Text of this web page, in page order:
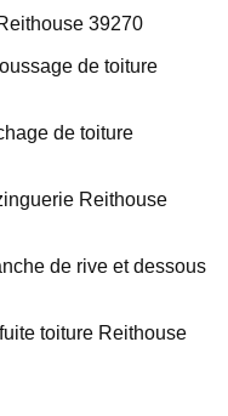
39270
de toiture
de toiture
Reithouse
de rive et dessous
toiture Reithouse